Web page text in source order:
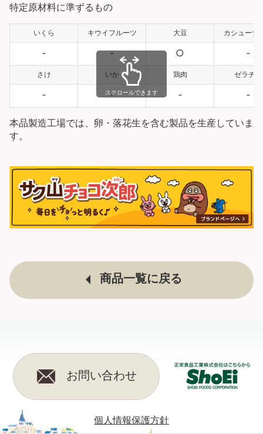
特定原材料に準ずるもの
いくら
‐
キウイフルーツ
‐
大豆
○
カシューナ
‐
さけ
‐
いか
‐
鶏肉
‐
ゼラチン
‐
スクロールできます
本品製造工場では、卵・落花生を含む製品を生産していま
す。
商品一覧に戻る
お問い合わせ
個人情報保護方針